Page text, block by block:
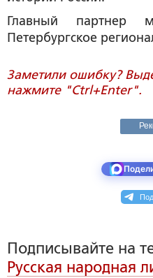
Главный партнер
Петербургское
Заметили ошибку?
нажмите "Ctrl+Enter".
Подписывайте на
Русская народная